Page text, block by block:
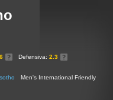
Defensiva: 2.3
Men's International Friendly